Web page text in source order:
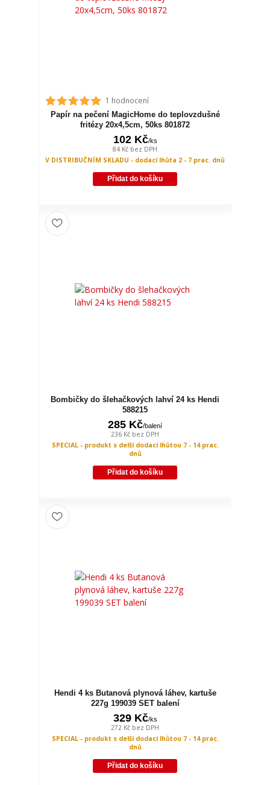
1 hodnocení
Papír na pečení MagicHome do teplovzdušné
fritézy 20x4,5cm, 50ks 801872
102 Kč/ks
84 Kč bez DPH
V DISTRIBUČNÍM SKLADU - dodací lhůta 2 - 7 prac. dnů
Přidat do košíku
Bombičky do šlehačkových lahví 24 ks Hendi
588215
285 Kč/balení
236 Kč bez DPH
SPECIAL - produkt s delší dodací lhůtou 7 - 14 prac.
dnů
Přidat do košíku
Hendi 4 ks Butanová plynová láhev, kartuše
227g 199039 SET balení
329 Kč/ks
272 Kč bez DPH
SPECIAL - produkt s delší dodací lhůtou 7 - 14 prac.
dnů
Přidat do košíku